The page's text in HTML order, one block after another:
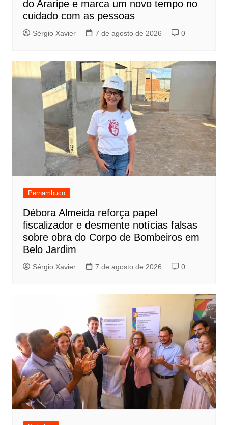
do Araripe e marca um novo tempo no
cuidado com as pessoas
Sérgio Xavier 7 de agosto de 2026 0
Pernambuco
Débora Almeida reforça papel
fiscalizador e desmente notícias falsas
sobre obra do Corpo de Bombeiros em
Belo Jardim
Sérgio Xavier 7 de agosto de 2026 0